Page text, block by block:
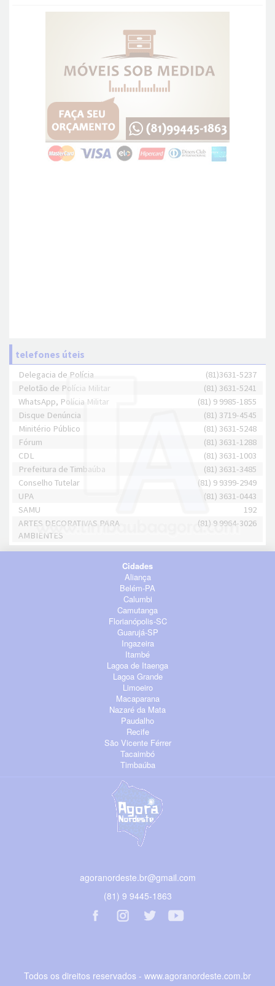
telefones úteis
Delegacia de Polícia
(81)3631-5237
Pelotão de Polícia Militar
(81) 3631-5241
WhatsApp, Polícia Militar
(81) 9 9985-1855
Disque Denúncia
(81) 3719-4545
Minitério Público
(81) 3631-5248
Fórum
(81) 3631-1288
CDL
(81) 3631-1003
Prefeitura de Timbaúba
(81) 3631-3485
Conselho Tutelar
(81) 9 9399-2949
UPA
(81) 3631-0443
SAMU
192
ARTES DECORATIVAS PARA
AMBIENTES
(81) 9 9964-3026
Cidades
Aliança
Belém-PA
Calumbi
Camutanga
Florianópolis-SC
Guarujá-SP
Ingazeira
Itambé
Lagoa de Itaenga
Lagoa Grande
Limoeiro
Macaparana
Nazaré da Mata
Paudalho
Recife
São Vicente Férrer
Tacaimbó
Timbaúba
agoranordeste.br@gmail.com
(81) 9 9445-1863
Todos os direitos reservados - www.agoranordeste.com.br